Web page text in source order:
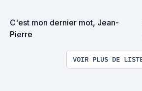
C'est mon dernier mot, Jean-
Pierre
VOIR PLUS DE